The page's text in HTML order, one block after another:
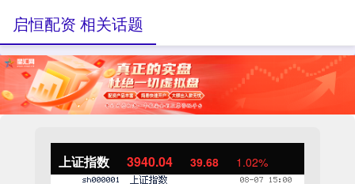
上证指数 3940.04 39.68 1.02%
启恒配资 相关话题